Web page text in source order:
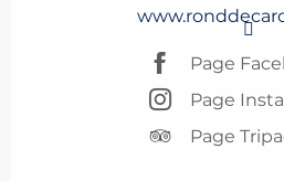
Page
Page
Page